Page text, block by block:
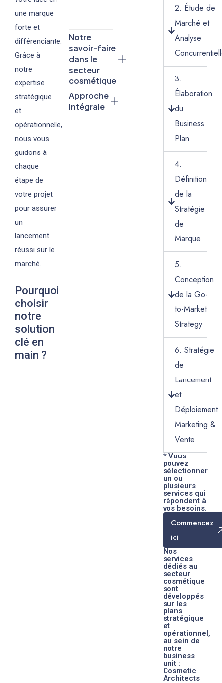
une marque
forte et
différenciante.
Grâce à
notre
expertise
stratégique
et
opérationnelle,
nous vous
guidons à
chaque
étape de
votre projet
pour assurer
un
lancement
réussi sur le
marché.
Pourquoi
choisir
notre
solution
clé en
main ?
Notre
savoir-faire
dans le
secteur
cosmétique
Approche
Intégrale
2. Étude de
Marché et
Analyse
3.
Élaboration
du
Business
Plan
4.
Définition
de la
Stratégie
de
Marque
5.
Conception
de la Go-
to-Market
Strategy
6. Stratégie
de
Lancement
et
Déploiement
Marketing &
Vente
* Vous
pouvez
sélectionner
un ou
plusieurs
services qui
répondent à
vos besoins.
Commencez
ici
Nos
services
dédiés au
secteur
cosmétique
sont
développés
sur les
plans
stratégique
et
opérationnel,
au sein de
notre
business
unit :
Cosmetic
Architects